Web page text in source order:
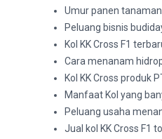
Umur panen
Peluang bisnis
Kol KK Cross F1
Cara menanam
Kol KK Cross produk
Manfaat Kol yang
Peluang usaha
Jual kol KK Cross F1